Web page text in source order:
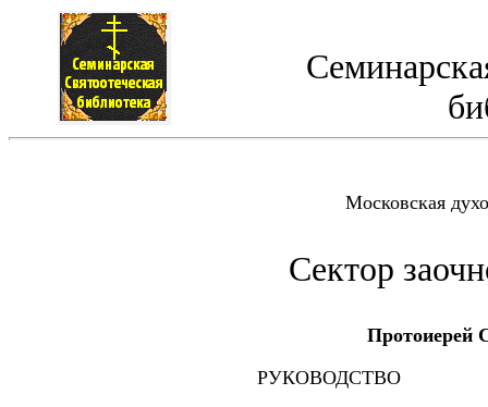
Московская
Сектор
Протоиерей
РУКОВОДСТВО